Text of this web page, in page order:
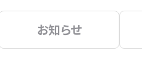
お知らせ